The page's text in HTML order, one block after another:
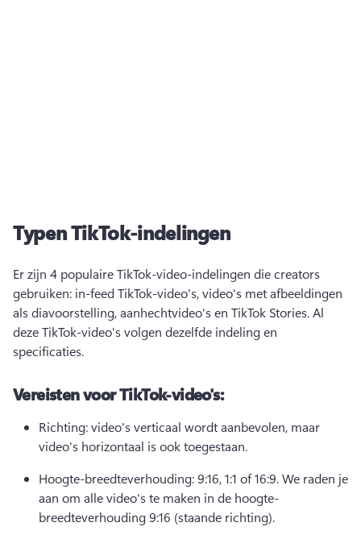
Typen TikTok-indelingen
Er zijn 4 populaire TikTok-video-indelingen die creators
gebruiken: in-feed TikTok-video's, video's met afbeeldingen
als diavoorstelling, aanhechtvideo's en TikTok Stories. Al
deze TikTok-video's volgen dezelfde indeling en
specificaties.
Vereisten voor TikTok-video's:
Richting: video's verticaal wordt aanbevolen, maar
video's horizontaal is ook toegestaan.
Hoogte-breedteverhouding: 9:16, 1:1 of 16:9. We raden je
aan om alle video's te maken in de hoogte-
breedteverhouding 9:16 (staande richting).